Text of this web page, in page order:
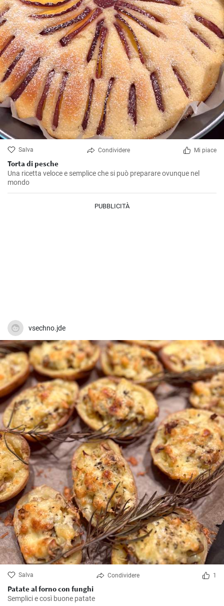
Salva Condividere Mi piace
Torta di pesche
Una ricetta veloce e semplice che si può preparare ovunque nel
mondo
PUBBLICITÀ
vsechno.jde
Salva Condividere 1
Patate al forno con funghi
Semplici e così buone patate